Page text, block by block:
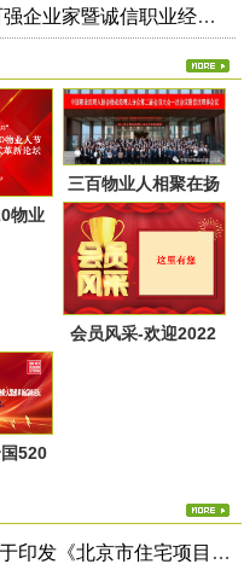
关于开展2024年全国物业诚信百强企业家暨诚信职业经理人的通知
物业
三百物业人相聚在扬
州又一次共同点燃起
物业经理人分会的圣
火，开启了旅居养老
的融合新思路！
会员风采-欢迎2022
520
北京市住房和城乡建设委员会关于印发《北京市住宅项目物业服务综合监管实施方案（试行）》的通知